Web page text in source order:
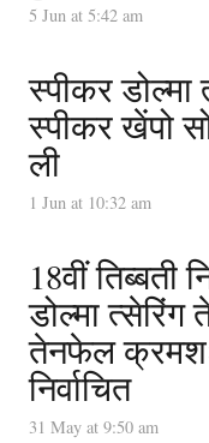
5 Jun at 5:42 am
स्पीकर
स्पीकर खेंपो
ली
1 Jun at 10:32 am
18वीं तिब्बती
डोल्मा
तेनफेल क्रमशः
निर्वाचित
31 May at 9:50 am